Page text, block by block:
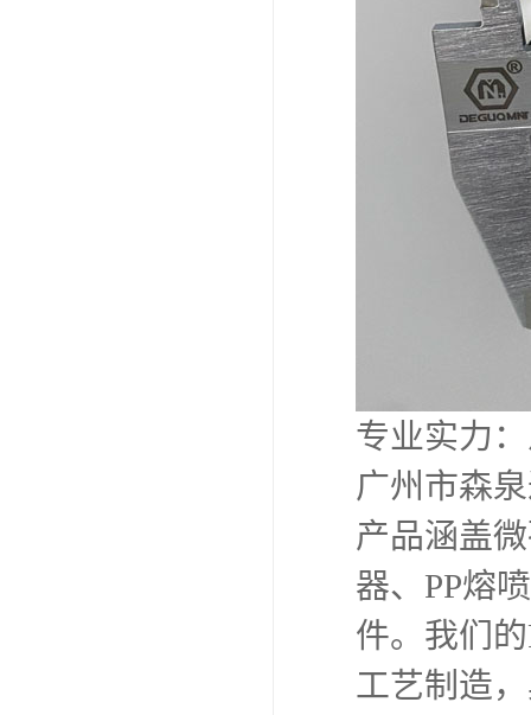
专业实力
广州市森
产品涵盖
器、PP熔
件。我们
工艺制造